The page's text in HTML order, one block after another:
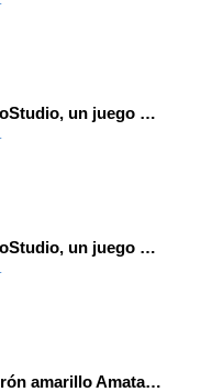
Programa con OctoStudio, un juego de disparos contra Zombies con un cargador basado en el House of the dead
Programa con OctoStudio, un juego homenajeando al House of the dead con Zombies
Pimpinela de cinturón amarillo Amata phegea (Linnaeus, 1758)